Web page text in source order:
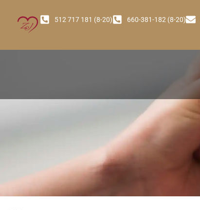
512 717 181 (8-20) 660-381-182 (8-20)